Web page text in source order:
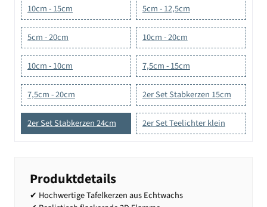
10cm - 15cm 5cm - 12,5cm
5cm - 20cm 10cm - 20cm
10cm - 10cm 7,5cm - 15cm
7,5cm - 20cm 2er Set Stabkerzen 15cm
2er Set Stabkerzen 24cm 2er Set Teelichter klein
Produktdetails
✔ Hochwertige Tafelkerzen aus Echtwachs